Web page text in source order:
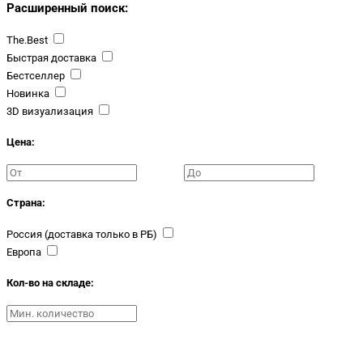
Расширенный поиск:
The.Best
Быстрая доставка
Бестселлер
Новинка
3D визуализация
Цена:
Страна:
Россия (доставка только в РБ)
Европа
Кол-во на складе: